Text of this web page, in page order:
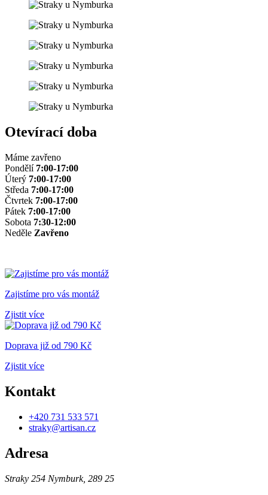
Otevírací doba
Máme zavřeno
Pondělí 7:00-17:00
Úterý 7:00-17:00
Středa 7:00-17:00
Čtvrtek 7:00-17:00
Pátek 7:00-17:00
Sobota 7:30-12:00
Neděle Zavřeno
Zajistíme pro vás montáž
Zjistit více
Doprava již od 790 Kč
Zjistit více
Kontakt
+420 731 533 571
straky@artisan.cz
Adresa
Straky 254 Nymburk, 289 25